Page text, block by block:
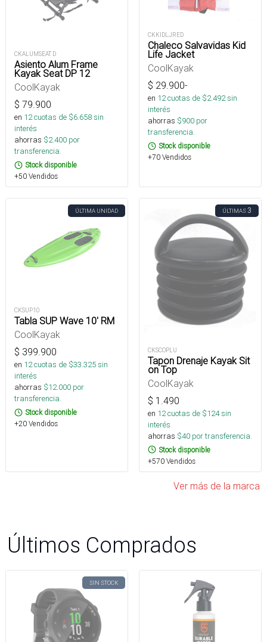
CKALUMSEAT D
Asiento Alum Frame
Kayak Seat DP 12
CoolKayak
$ 79.900
en 12cuotas de $6.658sin
interés
ahorras $2.400 por
transferencia.
Stock disponible
+50 Vendidos
CKKIDLJRED
Chaleco Salvavidas Kid
Life Jacket
CoolKayak
$ 29.900-
en 12cuotas de $2.492sin
interés
ahorras $900 por
transferencia.
Stock disponible
+70 Vendidos
ÚLTIMA UNIDAD
CKSUP10
Tabla SUP Wave 10' RM
CoolKayak
$ 399.900
en 12cuotas de $33.325sin
interés
ahorras $12.000 por
transferencia.
Stock disponible
+20 Vendidos
ÚLTIMAS3
CKSCOPLU
Tapon Drenaje Kayak Sit
on Top
CoolKayak
$ 1.490
en 12cuotas de $124sin
interés
ahorras $40 por transferencia.
Stock disponible
+570 Vendidos
Ver más de la marca
Últimos Comprados
SIN STOCK